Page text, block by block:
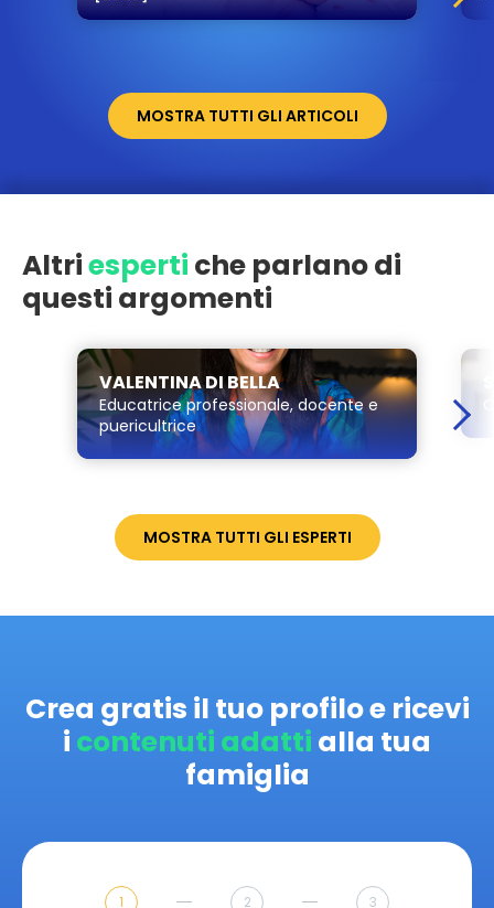
MOSTRA TUTTI GLI ARTICOLI
Altriesperti che parlano di
questi argomenti
VALENTINA DI BELLA
Educatrice professionale, docente e
puericultrice
MOSTRA TUTTI GLI ESPERTI
Crea gratis il tuo profilo e ricevi
i contenuti adatti alla tua
famiglia
1
2
3